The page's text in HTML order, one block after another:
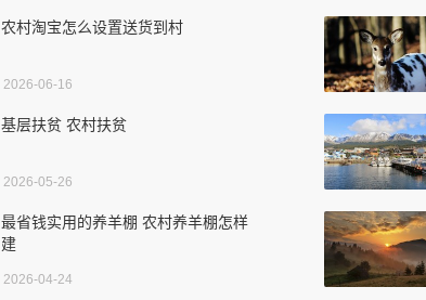
农村淘宝怎么设置送货到村
2026-06-16
基层扶贫 农村扶贫
2026-05-26
最省钱实用的养羊棚 农村养羊棚怎样
建
2026-04-24